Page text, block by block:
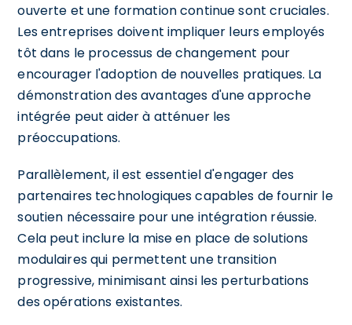
ouverte et une formation continue sont cruciales.
Les entreprises doivent impliquer leurs employés
tôt dans le processus de changement pour
encourager l'adoption de nouvelles pratiques. La
démonstration des avantages d'une approche
intégrée peut aider à atténuer les
préoccupations.
Parallèlement, il est essentiel d'engager des
partenaires technologiques capables de fournir le
soutien nécessaire pour une intégration réussie.
Cela peut inclure la mise en place de solutions
modulaires qui permettent une transition
progressive, minimisant ainsi les perturbations
des opérations existantes.